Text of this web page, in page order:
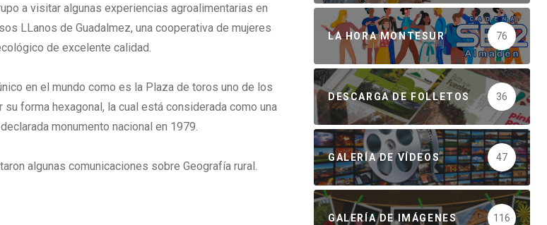
a visitar algunas experiencias agroalimentarias en
LLanos de Guadalmez, una cooperativa de mujeres
de excelente calidad.
en el mundo como es la Plaza de toros uno de los
forma hexagonal, la cual está considerada como una
monumento nacional en 1979.
algunas comunicaciones sobre Geografía rural.
LA HORA MONTESUR 76
DESCARGA DE FOLLETOS 36
GALERÍA DE VÍDEOS 47
GALERÍA DE IMÁGENES 116